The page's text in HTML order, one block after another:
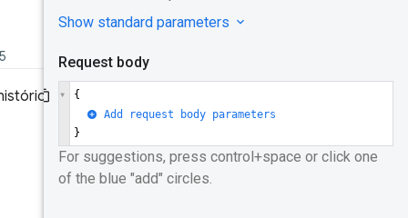
chave de
Modelo de
de experiência de